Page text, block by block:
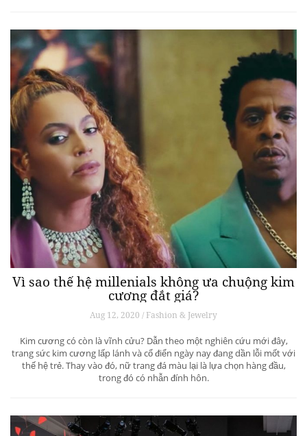
Vì sao thế hệ millenials không ưa chuộng kim
cương đắt giá?
Aug 12, 2020 / Fashion & Jewelry
Kim cương có còn là vĩnh cửu? Dẫn theo một nghiên cứu mới đây,
trang sức kim cương lấp lánh và cổ điển ngày nay đang dần lỗi mốt với
thế hệ trẻ. Thay vào đó, nữ trang đá màu lại là lựa chọn hàng đầu,
trong đó có nhẫn đính hôn.